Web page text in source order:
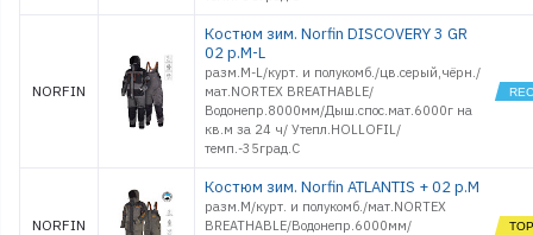
NORFIN
Костюм зим. Norfin DISCOVERY 3 GR
02 р.M-L
разм.M-L/курт. и полукомб./цв.серый,чёрн./
мат.NORTEX BREATHABLE/
Водонепр.8000мм/Дыш.спос.мат.6000г на
кв.м за 24 ч/ Утепл.HOLLOFIL/
темп.-35град.С
NORFIN
Костюм зим. Norfin ATLANTIS + 02 р.M
разм.M/курт. и полукомб./мат.NORTEX
BREATHABLE/Водонепр.6000мм/